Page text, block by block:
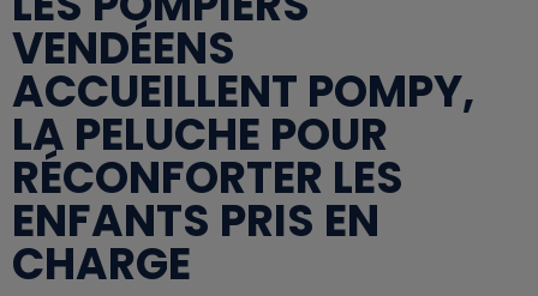
VENDÉENS
ACCUEILLENT POMPY,
LA PELUCHE POUR
RÉCONFORTER LES
ENFANTS PRIS EN
CHARGE